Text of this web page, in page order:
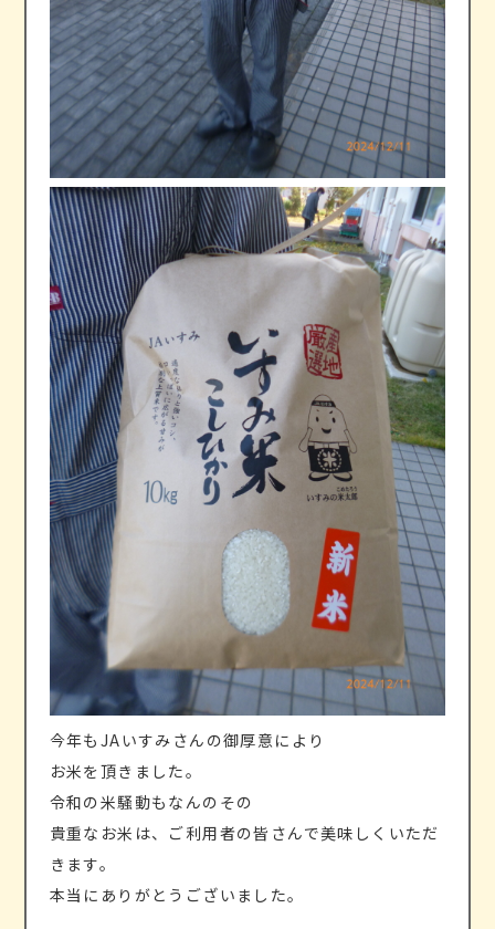
今年もJAいすみさんの御厚意により
お米を頂きました。
令和の米騒動もなんのその
貴重なお米は、ご利用者の皆さんで美味しくいただ
きます。
本当にありがとうございました。